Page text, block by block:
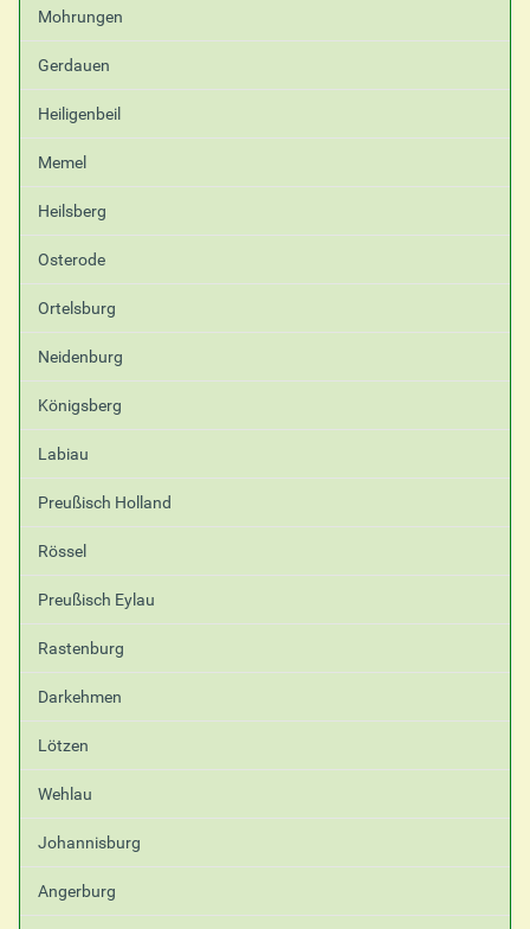
Mohrungen
Gerdauen
Heiligenbeil
Memel
Heilsberg
Osterode
Ortelsburg
Neidenburg
Königsberg
Labiau
Preußisch Holland
Rössel
Preußisch Eylau
Rastenburg
Darkehmen
Lötzen
Wehlau
Johannisburg
Angerburg